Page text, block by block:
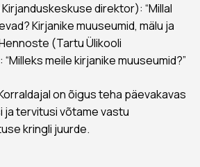
direktor): “Millal
Kirjanike muuseumid, mälu ja
(Tartu Ülikooli
meile kirjanike muuseumid?”
on õigus teha päevakavas
ja tervitusi võtame vastu
kringli juurde.